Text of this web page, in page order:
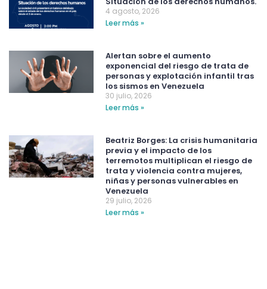
4 agosto, 2026
Leer más »
Alertan sobre el aumento
exponencial del riesgo de trata de
personas y explotación infantil tras
los sismos en Venezuela
30 julio, 2026
Leer más »
Beatriz Borges: La crisis humanitaria
previa y el impacto de los
terremotos multiplican el riesgo de
trata y violencia contra mujeres,
niñas y personas vulnerables en
Venezuela
29 julio, 2026
Leer más »